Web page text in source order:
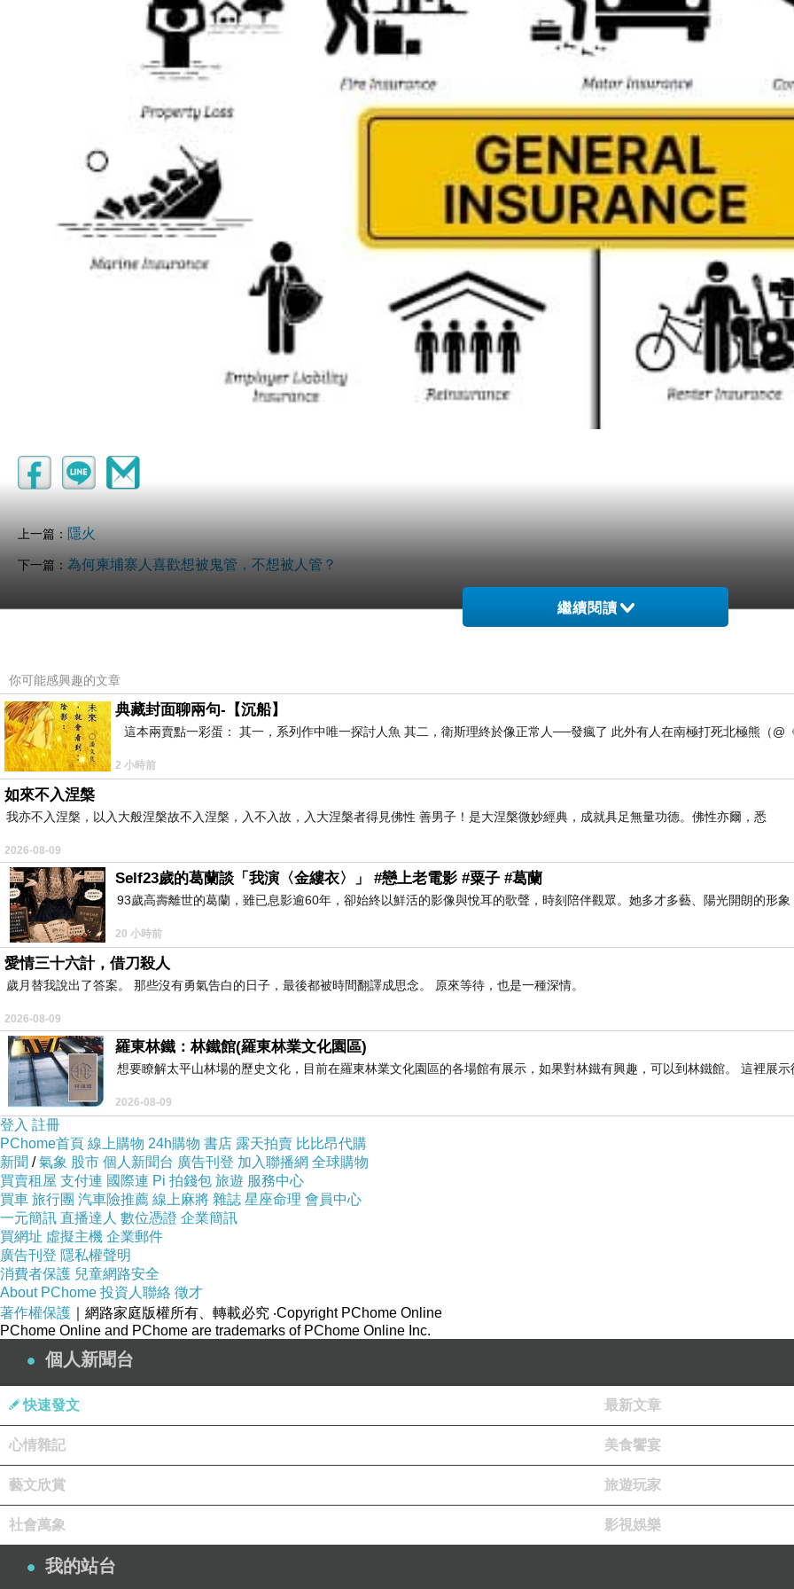
上一篇： 隱火
下一篇： 為何柬埔寨人喜歡想被鬼管，不想被人管？
繼續閱讀
你可能感興趣的文章
典藏封面聊兩句-【沉船】
這本兩賣點一彩蛋： 其一，系列作中唯一探討人魚 其二，衛斯理終於像正常人──發瘋了 此外有人在南極打死北極熊（@
2 小時前
如來不入涅槃
我亦不入涅槃，以入大般涅槃故不入涅槃，入不入故，入大涅槃者得見佛性 善男子！是大涅槃微妙經典，成就具足無量功德。佛性亦爾，悉
2026-08-09
Self23歲的葛蘭談「我演〈金縷衣〉」 #戀上老電影 #粟子 #葛蘭
93歲高壽離世的葛蘭，雖已息影逾60年，卻始終以鮮活的影像與悅耳的歌聲，時刻陪伴觀眾。她多才多藝、陽光開朗的形
20 小時前
愛情三十六計，借刀殺人
歲月替我說出了答案。 那些沒有勇氣告白的日子，最後都被時間翻譯成思念。 原來等待，也是一種深情。
2026-08-09
羅東林鐵：林鐵館(羅東林業文化園區)
想要瞭解太平山林場的歷史文化，目前在羅東林業文化園區的各場館有展示，如果對林鐵有興趣，可以到林鐵館。 這裡展示
2026-08-09
登入 註冊
PChome首頁 線上購物 24h購物 書店 露天拍賣 比比昂代購
新聞 /氣象 股市 個人新聞台 廣告刊登 加入聯播網 全球購物
買賣租屋 支付連 國際連 Pi 拍錢包 旅遊 服務中心
買車 旅行團 汽車險推薦 線上麻將 雜誌 星座命理 會員中心
一元簡訊 直播達人 數位憑證 企業簡訊
買網址 虛擬主機 企業郵件
廣告刊登 隱私權聲明
消費者保護 兒童網路安全
About PChome 投資人聯絡 徵才
著作權保護 ｜網路家庭版權所有、轉載必究 ‧Copyright PChome Online
PChome Online and PChome are trademarks of PChome Online Inc.
個人新聞台
快速發文 最新文章
心情雜記 美食饗宴
藝文欣賞 旅遊玩家
社會萬象 影視娛樂
我的站台